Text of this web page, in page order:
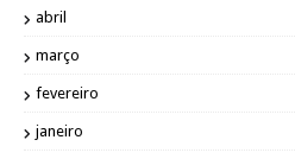
abril
março
fevereiro
janeiro